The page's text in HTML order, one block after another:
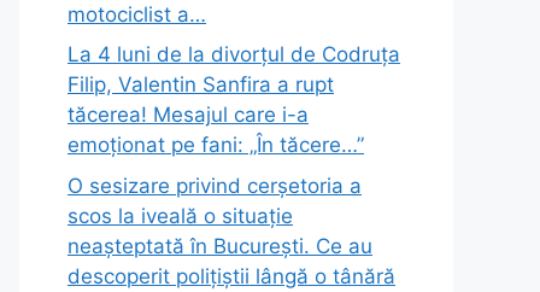
motociclist a…
La 4 luni de la divorțul de Codruța
Filip, Valentin Sanfira a rupt
tăcerea! Mesajul care i-a
emoționat pe fani: „În tăcere…”
O sesizare privind cerșetoria a
scos la iveală o situație
neașteptată în București. Ce au
descoperit polițiștii lângă o tânără